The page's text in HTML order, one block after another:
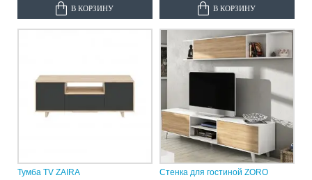
В КОРЗИНУ В КОРЗИНУ
Тумба TV ZAIRA Стенка для гостиной ZORO